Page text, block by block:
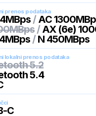
prenos podataka
/ AC
/ AX (6e)
/ N 450MBps
lokalni prenos podataka
5.2
5.4
C